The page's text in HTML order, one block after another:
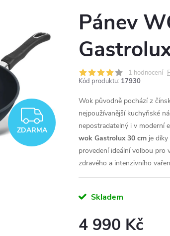
ZDARMA
ZDARMA
Pánev
1 hodnocení
Kód produktu: 17930
Wok původně pochází z
nejpoužívanější kuchyňské
nepostradatelný i v moderní
wok Gastrolux 30 cm je
provedení ideální volbou pro
zdravého a intenzivního
Skladem
4 990 Kč